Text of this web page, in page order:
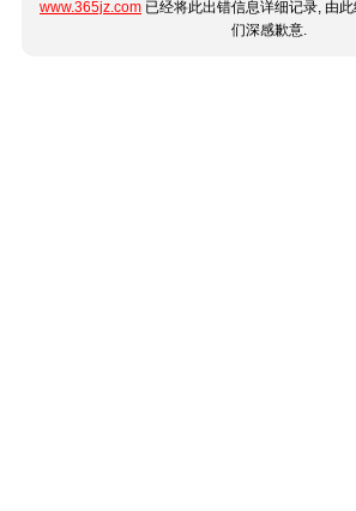
www.365jz.com 已经将此出错信息详细记录, 由
们深感歉意.